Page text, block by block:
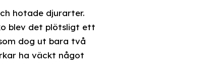
hotade djurarter.
blev det plötsligt ett
dog ut bara två
ha väckt något